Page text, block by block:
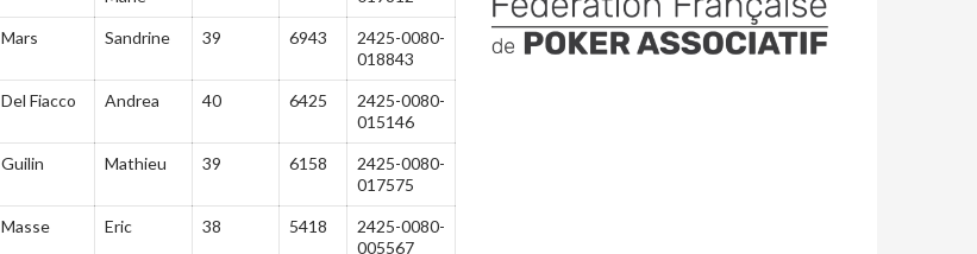
Mars Sandrine 39 6943
2425-0080-
018843
Del Fiacco Andrea 40 6425
2425-0080-
015146
Guilin Mathieu 39 6158
2425-0080-
017575
Masse Eric 38 5418
2425-0080-
005567